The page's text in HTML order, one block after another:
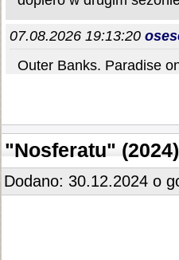
"Nosferatu"
Dodano: 30.12.2024 o